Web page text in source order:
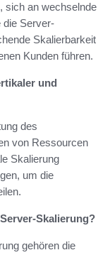
sich an wechselnde
die Server-
Skalierbarkeit
Kunden führen.
und
des
von Ressourcen
Skalierung
um die
Skalierung?
gehören die